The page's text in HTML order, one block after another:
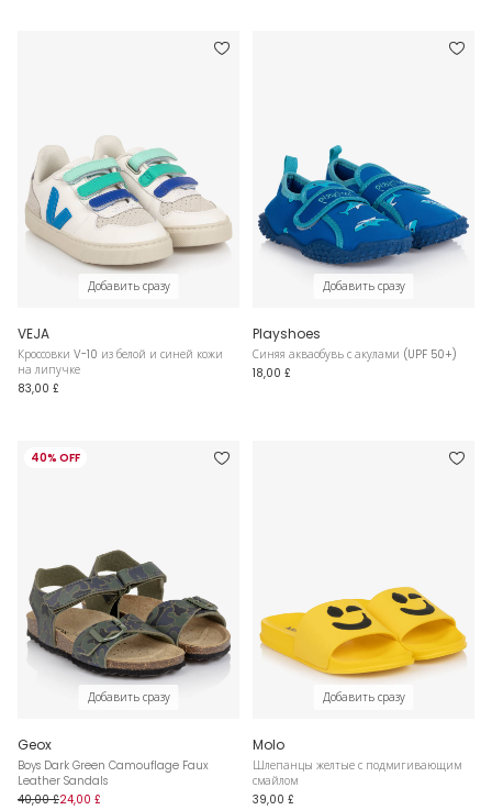
Добавить сразу
VEJA
Кроссовки V-10 из белой и синей кожи
на липучке
83,00 £
Добавить сразу
Playshoes
Синяя акваобувь с акулами (UPF 50+)
18,00 £
40% OFF
Добавить сразу
Geox
Boys Dark Green Camouflage Faux
Leather Sandals
40,00 £24,00 £
Добавить сразу
Molo
Шлепанцы желтые с подмигивающим
смайлом
39,00 £